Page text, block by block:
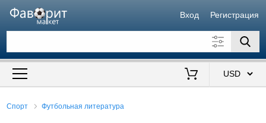
Вход Регистрация
Искать также в описании
Спорт Футбольная литература